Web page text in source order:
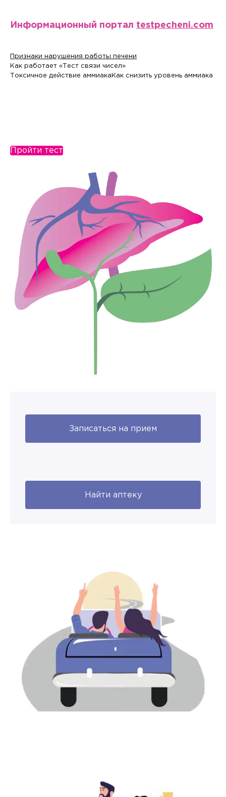
Информационный портал testpecheni.com
Признаки нарушения работы печени
Как работает «Тест связи чисел»
Токсичное действие аммиака Как снизить уровень аммиака
Пройти тест
Записаться на прием
Найти аптеку